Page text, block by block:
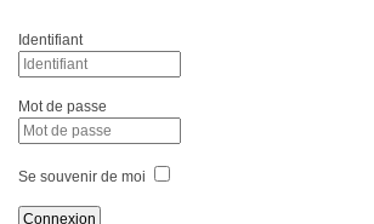
Identifiant
Mot de passe
Se souvenir de moi